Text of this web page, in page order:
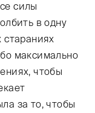
силы
в одну
стараниях
максимально
чтобы
за то, чтобы